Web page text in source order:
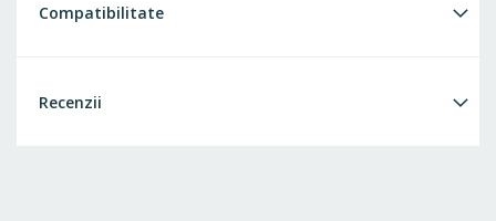
Compatibilitate
Recenzii